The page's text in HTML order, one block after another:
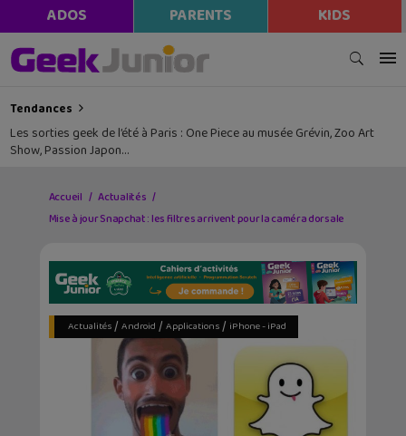
ADOS PARENTS KIDS
Tendances
Les sorties geek de l’été à Paris : One Piece au musée Grévin, Zoo Art
Show, Passion Japon…
Accueil
Actualités
Mise à jour Snapchat : les filtres arrivent pour la caméra dorsale
Actualités/ Android / Applications/ iPhone - iPad